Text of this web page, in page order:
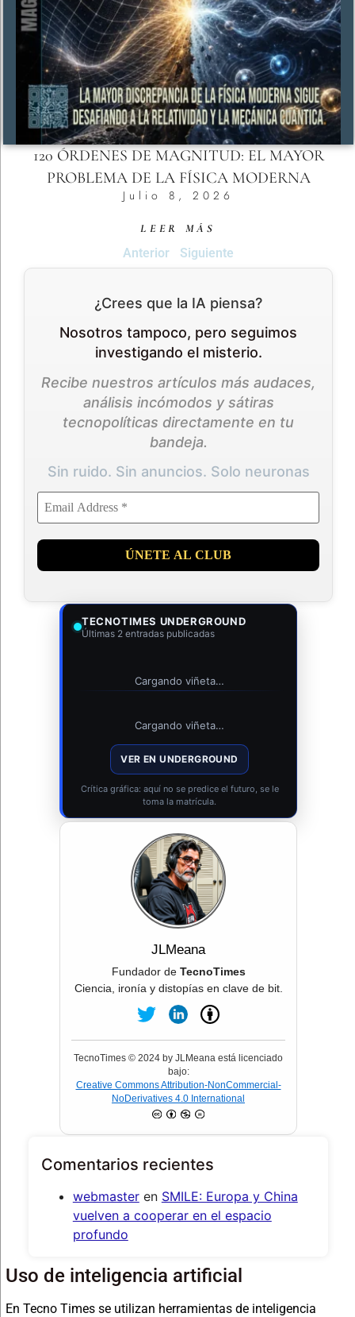
120 ÓRDENES DE MAGNITUD: EL MAYOR
PROBLEMA DE LA FÍSICA MODERNA
Julio 8, 2026
LEER MÁS
Anterior Siguiente
¿Crees que la IA piensa?
Nosotros tampoco, pero seguimos
investigando el misterio.
Recibe nuestros artículos más audaces,
análisis incómodos y sátiras
tecnopolíticas directamente en tu
bandeja.
Sin ruido. Sin anuncios. Solo neuronas
TECNOTIMES UNDERGROUND
Últimas 2 entradas publicadas
Cargando viñeta…
Cargando viñeta…
VER EN UNDERGROUND
Crítica gráfica: aquí no se predice el futuro, se le
toma la matrícula.
JLMeana
Fundador de TecnoTimes
Ciencia, ironía y distopías en clave de bit.
TecnoTimes © 2024 by JLMeana está licenciado
bajo:
Creative Commons Attribution-NonCommercial-
NoDerivatives 4.0 International
Comentarios recientes
webmasteren SMILE: Europa y China
vuelven a cooperar en el espacio
profundo
Uso de inteligencia artificial
En Tecno Times se utilizan herramientas de inteligencia